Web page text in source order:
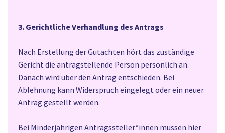
3. Gerichtliche Verhandlung des Antrags
Nach Erstellung der Gutachten hört das zuständige
Gericht die antragstellende Person persönlich an.
Danach wird über den Antrag entschieden. Bei
Ablehnung kann Widerspruch eingelegt oder ein neuer
Antrag gestellt werden.
Bei Minderjährigen Antragssteller*innen müssen hier